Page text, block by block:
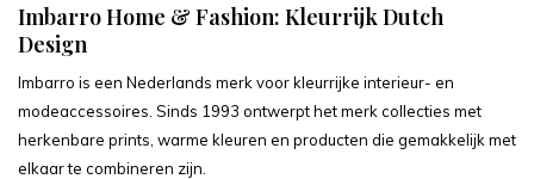
Imbarro Home & Fashion: Kleurrijk Dutch
Design
Imbarro is een Nederlands merk voor kleurrijke interieur- en
modeaccessoires. Sinds 1993 ontwerpt het merk collecties met
herkenbare prints, warme kleuren en producten die gemakkelijk met
elkaar te combineren zijn.